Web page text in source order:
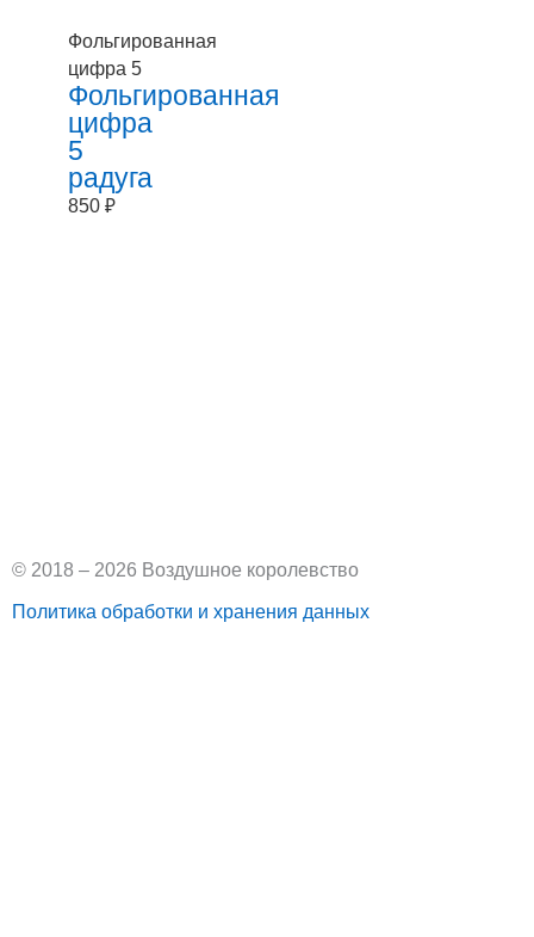
Фольгированная
цифра 5
Фольгированная
цифра
5
радуга
850 ₽
k
© 2018 – 2026 Воздушное королевство
Политика обработки и хранения данных